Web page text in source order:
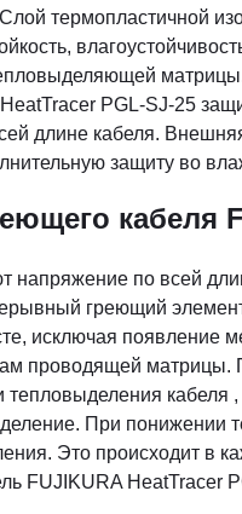
термопластичной
PGL-SJ-25
длине кабеля.
защиту во
кабеля
по всей
греющий
исключая появление
проводящей
кабеля
При понижении
Это происходит в
FUJIKURA HeatTracer